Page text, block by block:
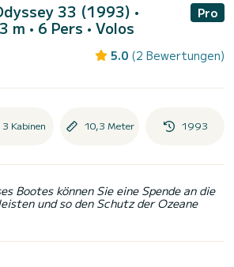
33 (1993) •
m • 6 Pers • Volos
Pro
5.0 (2 Bewertungen)
3 Kabinen 10,3 Meter 1993
Bootes können Sie eine Spende an die
und so den Schutz der Ozeane